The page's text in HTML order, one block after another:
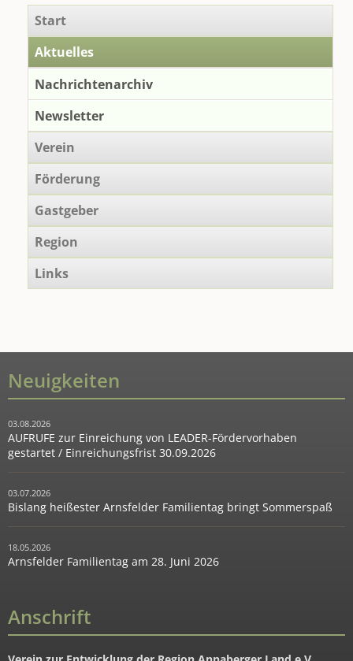
überspringen
Start
Aktuelles
Nachrichtenarchiv
Newsletter
Verein
Förderung
Gastgeber
Region
Links
Neuigkeiten
03.08.2026
AUFRUFE zur Einreichung von LEADER-Fördervorhaben
gestartet / Einreichungsfrist 30.09.2026
03.07.2026
Bislang heißester Arnsfelder Familientag bringt Sommerspaß
18.05.2026
Arnsfelder Familientag am 28. Juni 2026
Anschrift